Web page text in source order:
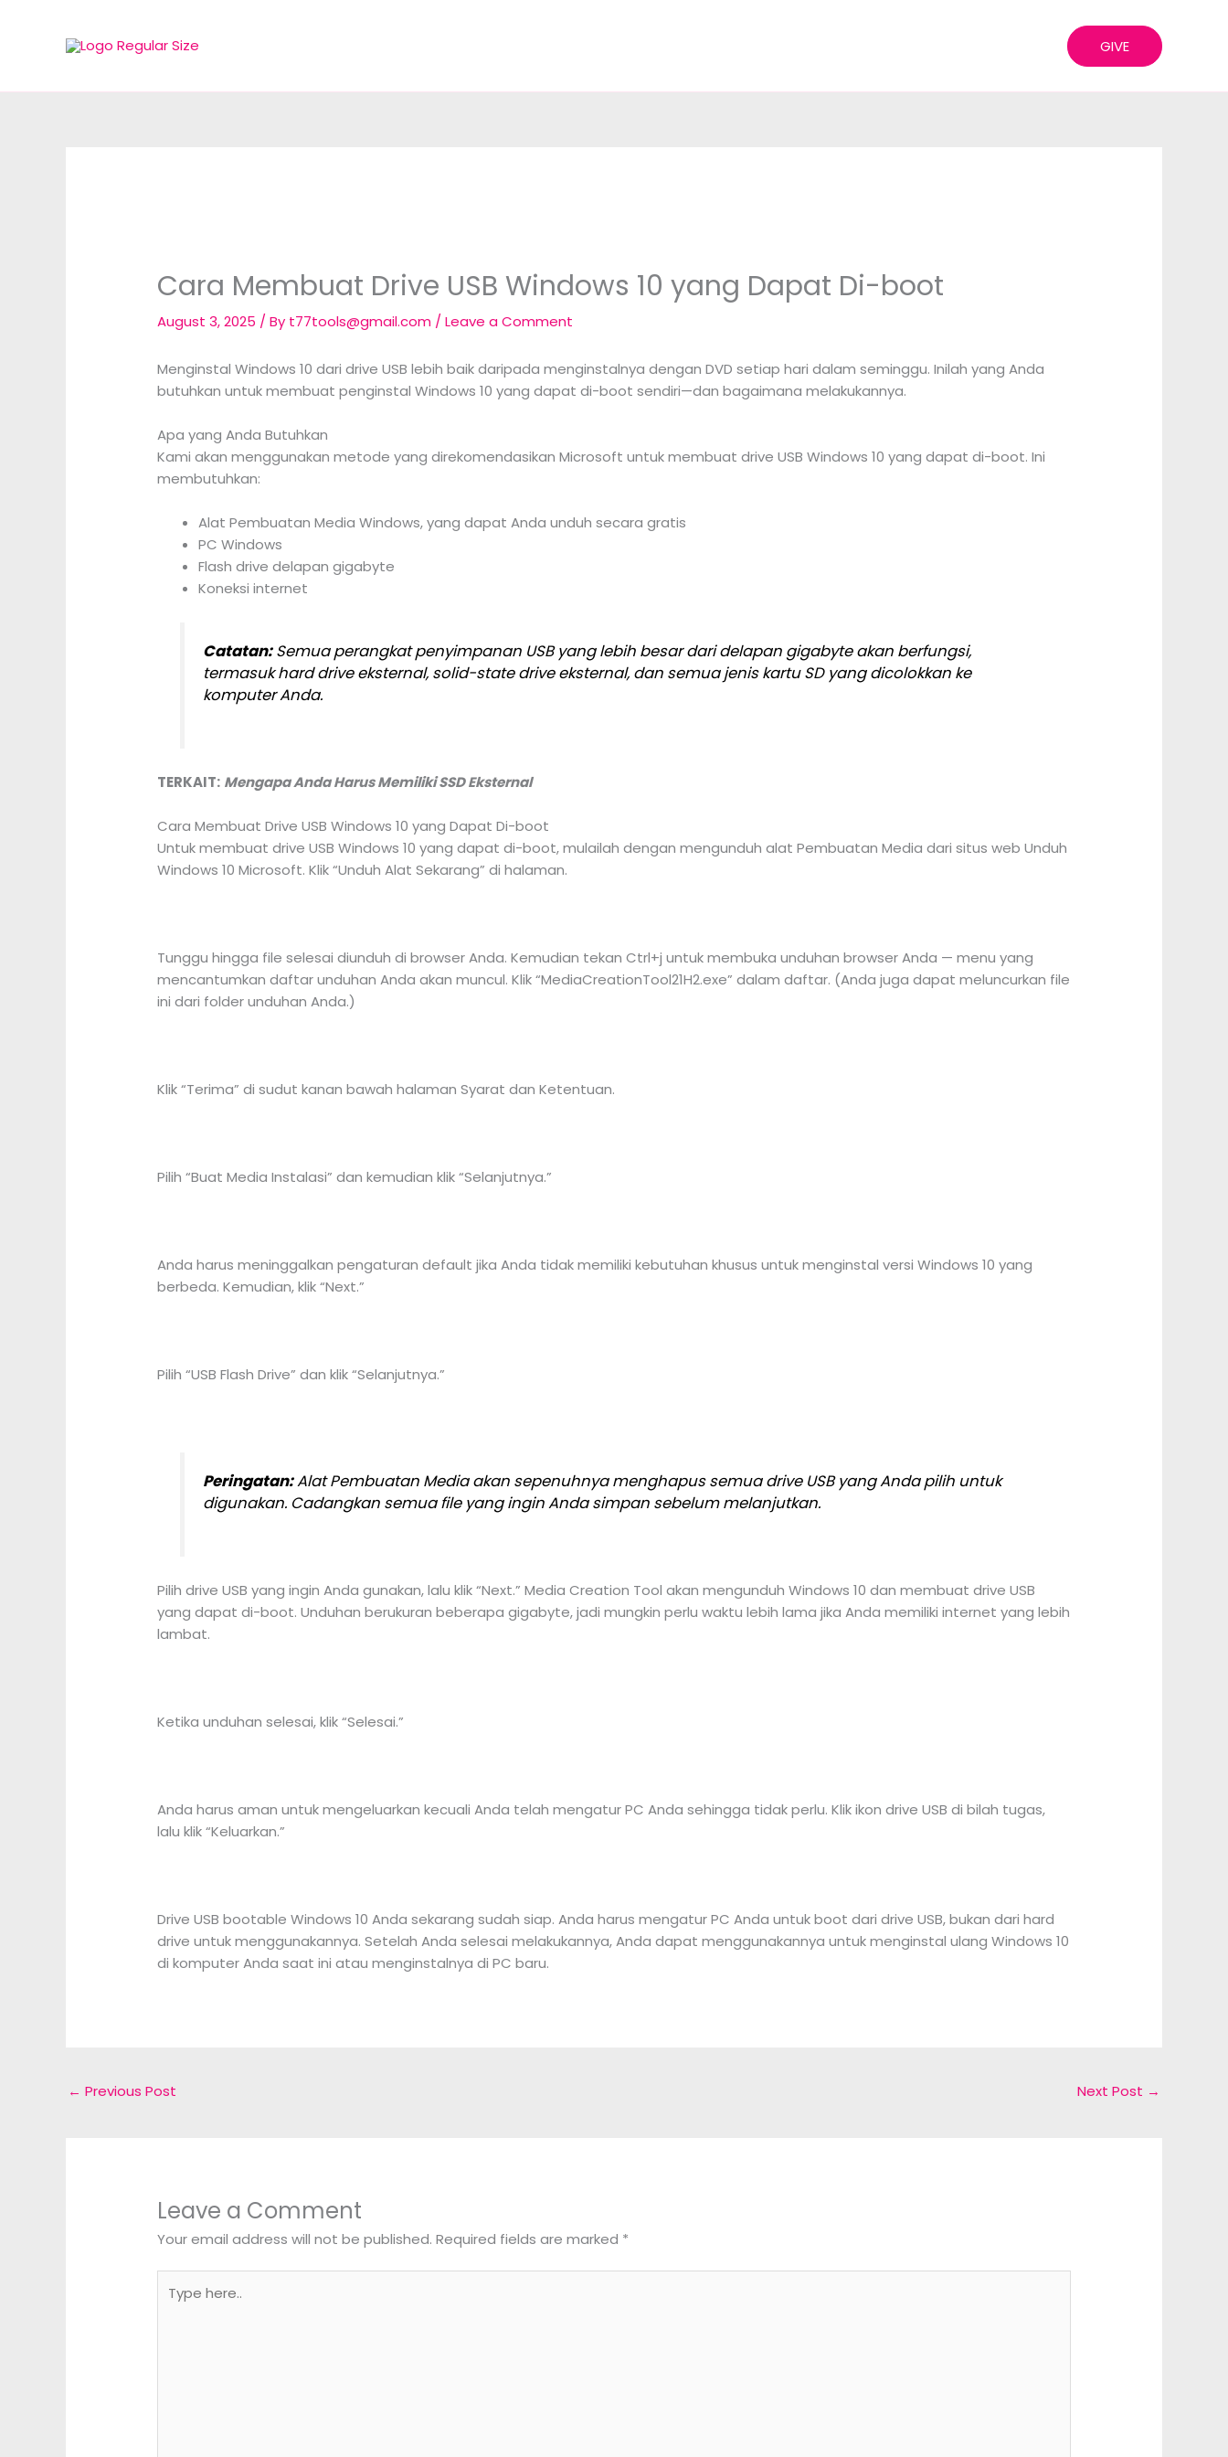
GIVE
Cara Membuat Drive USB Windows 10 yang Dapat Di-boot
August 3, 2025 / By t77tools@gmail.com /Leave a Comment
Menginstal Windows 10 dari drive USB lebih baik daripada menginstalnya dengan DVD setiap hari dalam seminggu. Inilah yang Anda
butuhkan untuk membuat penginstal Windows 10 yang dapat di-boot sendiri—dan bagaimana melakukannya.
Apa yang Anda Butuhkan
Kami akan menggunakan metode yang direkomendasikan Microsoft untuk membuat drive USB Windows 10 yang dapat di-boot. Ini
membutuhkan:
Alat Pembuatan Media Windows, yang dapat Anda unduh secara gratis
PC Windows
Flash drive delapan gigabyte
Koneksi internet
Catatan:Semua perangkat penyimpanan USB yang lebih besar dari delapan gigabyte akan berfungsi,
termasuk hard drive eksternal, solid-state drive eksternal, dan semua jenis kartu SD yang dicolokkan ke
komputer Anda.
TERKAIT: Mengapa Anda Harus Memiliki SSD Eksternal
Cara Membuat Drive USB Windows 10 yang Dapat Di-boot
Untuk membuat drive USB Windows 10 yang dapat di-boot, mulailah dengan mengunduh alat Pembuatan Media dari situs web Unduh
Windows 10 Microsoft. Klik “Unduh Alat Sekarang” di halaman.
Tunggu hingga file selesai diunduh di browser Anda. Kemudian tekan Ctrl+j untuk membuka unduhan browser Anda — menu yang
mencantumkan daftar unduhan Anda akan muncul. Klik “MediaCreationTool21H2.exe” dalam daftar. (Anda juga dapat meluncurkan file
ini dari folder unduhan Anda.)
Klik “Terima” di sudut kanan bawah halaman Syarat dan Ketentuan.
Pilih “Buat Media Instalasi” dan kemudian klik “Selanjutnya.”
Anda harus meninggalkan pengaturan default jika Anda tidak memiliki kebutuhan khusus untuk menginstal versi Windows 10 yang
berbeda. Kemudian, klik “Next.”
Pilih “USB Flash Drive” dan klik “Selanjutnya.”
Peringatan:Alat Pembuatan Media akan sepenuhnya menghapus semua drive USB yang Anda pilih untuk
digunakan. Cadangkan semua file yang ingin Anda simpan sebelum melanjutkan.
Pilih drive USB yang ingin Anda gunakan, lalu klik “Next.” Media Creation Tool akan mengunduh Windows 10 dan membuat drive USB
yang dapat di-boot. Unduhan berukuran beberapa gigabyte, jadi mungkin perlu waktu lebih lama jika Anda memiliki internet yang lebih
lambat.
Ketika unduhan selesai, klik “Selesai.”
Anda harus aman untuk mengeluarkan kecuali Anda telah mengatur PC Anda sehingga tidak perlu. Klik ikon drive USB di bilah tugas,
lalu klik “Keluarkan.”
Drive USB bootable Windows 10 Anda sekarang sudah siap. Anda harus mengatur PC Anda untuk boot dari drive USB, bukan dari hard
drive untuk menggunakannya. Setelah Anda selesai melakukannya, Anda dapat menggunakannya untuk menginstal ulang Windows 10
di komputer Anda saat ini atau menginstalnya di PC baru.
← Previous Post Next Post →
Leave a Comment
Your email address will not be published. Required fields are marked *
here..